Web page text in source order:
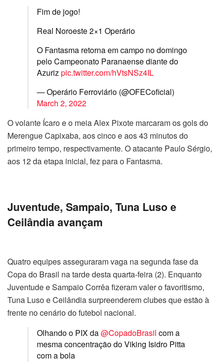
Fim de jogo!
Real Noroeste 2×1 Operário
O Fantasma retorna em campo no domingo
pelo Campeonato Paranaense diante do
Azurizpic.twitter.com/hVtsNSz4IL
— Operário Ferroviário (@OFECoficial)
March 2, 2022
O volante Ícaro e o meia Alex Pixote marcaram os gols do
Merengue Capixaba, aos cinco e aos 43 minutos do
primeiro tempo, respectivamente. O atacante Paulo Sérgio,
aos 12 da etapa inicial, fez para o Fantasma.
Juventude, Sampaio, Tuna Luso e
Ceilândia avançam
Quatro equipes asseguraram vaga na segunda fase da
Copa do Brasil na tarde desta quarta-feira (2). Enquanto
Juventude e Sampaio Corrêa fizeram valer o favoritismo,
Tuna Luso e Ceilândia surpreenderem clubes que estão à
frente no cenário do futebol nacional.
Olhando o PIX da@CopadoBrasil com a
mesma concentração do Viking Isidro Pitta
com a bola